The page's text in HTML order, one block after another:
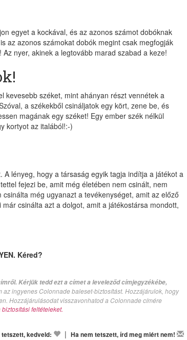
egyet a kockával, és az azonos számot dobóknak
az azonos számokat dobók megint csak megfogják
nyer, akinek a legtovább marad szabad a keze!
kevesebb széket, mint ahányan részt vennétek a
a székekből csináljatok egy kört, zene be, és
magának egy széket! Egy ember szék nélkül
kortyot az italából!:-)
lényeg, hogy a társaság egyik tagja indítja a játékot a
fejezi be, amit még életében nem csinált, nem
még ugyanazt a tevékenységet, amit az előző
csinálta azt a dolgot, amit a játékostársa mondott,
Kéred?
Kérjük tedd ezt a címet a leveleződ címjegyzékébe,
az ingyenes Colonnade baleset-biztosítást. Hozzájárulok, hogy
Hozzájárulásodat visszavonhatod a Colonnade címére
feltételeket.
tetszett, kedveld: | Ha nem tetszett, írd meg miért nem!